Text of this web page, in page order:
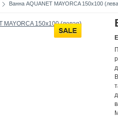
Ванна AQUANET MAYORCA 150х100